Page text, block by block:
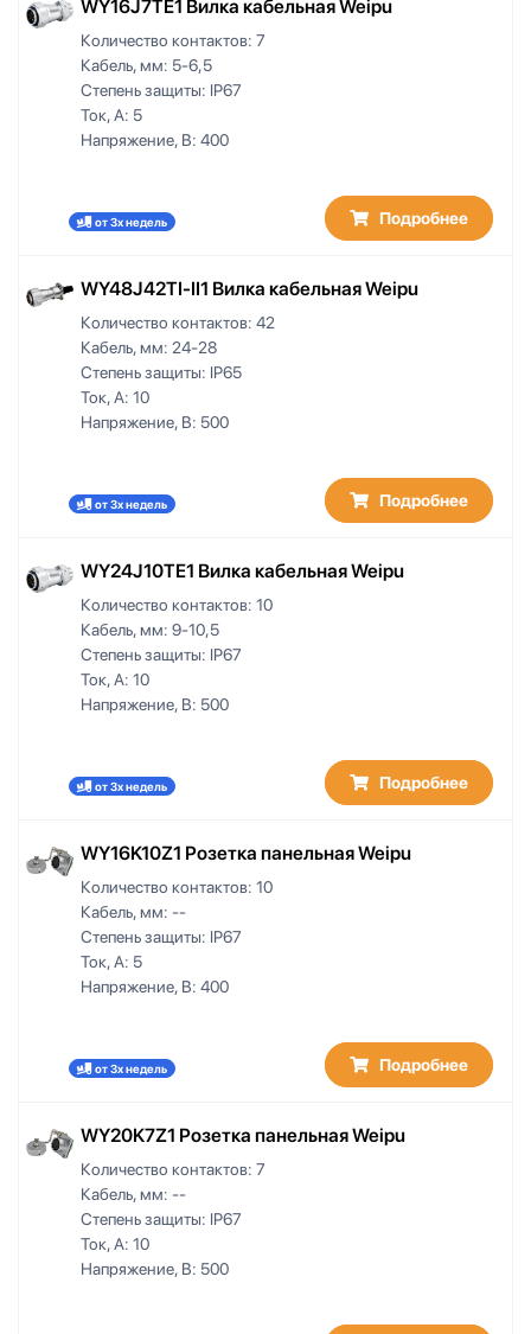
8,5-19,5
8-8.5
8-10,5
8-12
8-13
9,9
9-10,5
9-10.5
9-13
9.1-9.5
9.6-10
10,2
10,6
10-14
10.6-11
11,0
11,5-13,6
11,5-14
11,5-24,5
12,0
12-16
12-17
13,5
13,5-15,5
13-15,6
14,5-18
15,5-17
15,8-18,8
15-20
15-31
16,8
WY16J7TE1 Вилка кабельная Weipu
Количество контактов: 7
Кабель, мм: 5-6,5
Степень защиты: IP67
Ток, А: 5
Напряжение, В: 400
от 3х недель Подробнее
WY48J42TI-II1 Вилка кабельная Weipu
Количество контактов: 42
Кабель, мм: 24-28
Степень защиты: IP65
Ток, А: 10
Напряжение, В: 500
от 3х недель Подробнее
WY24J10TE1 Вилка кабельная Weipu
Количество контактов: 10
Кабель, мм: 9-10,5
Степень защиты: IP67
Ток, А: 10
Напряжение, В: 500
от 3х недель Подробнее
WY16K10Z1 Розетка панельная Weipu
Количество контактов: 10
Кабель, мм: --
Степень защиты: IP67
Ток, А: 5
Напряжение, В: 400
от 3х недель Подробнее
WY20K7Z1 Розетка панельная Weipu
Количество контактов: 7
Кабель, мм: --
Степень защиты: IP67
Ток, А: 10
Напряжение, В: 500